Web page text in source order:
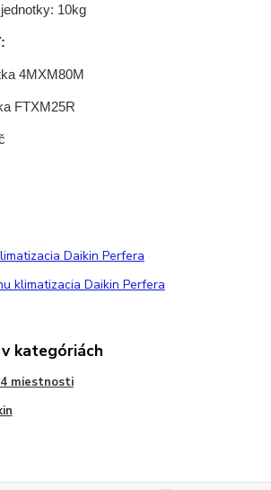
10kg
4MXM80M
FTXM25R
Daikin Perfera
klimatizacia Daikin Perfera
kategóriách
miestnosti